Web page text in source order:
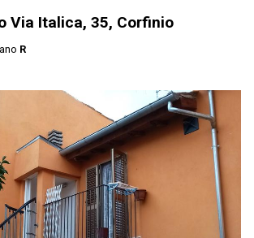
Via Italica, 35, Corfinio
R